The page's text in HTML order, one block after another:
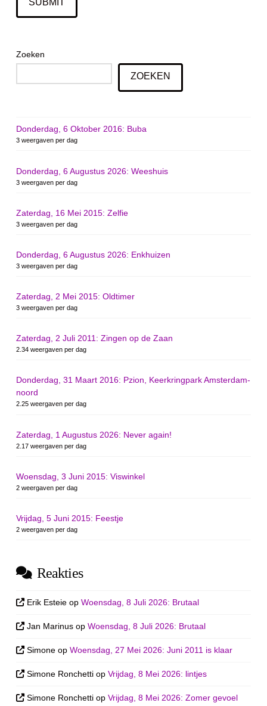
Zoeken
ZOEKEN
Donderdag, 6 Oktober 2016: Buba
3 weergaven per dag
Donderdag, 6 Augustus 2026: Weeshuis
3 weergaven per dag
Zaterdag, 16 Mei 2015: Zelfie
3 weergaven per dag
Donderdag, 6 Augustus 2026: Enkhuizen
3 weergaven per dag
Zaterdag, 2 Mei 2015: Oldtimer
3 weergaven per dag
Zaterdag, 2 Juli 2011: Zingen op de Zaan
2.34 weergaven per dag
Donderdag, 31 Maart 2016: Pzion, Keerkringpark Amsterdam-
noord
2.25 weergaven per dag
Zaterdag, 1 Augustus 2026: Never again!
2.17 weergaven per dag
Woensdag, 3 Juni 2015: Viswinkel
2 weergaven per dag
Vrijdag, 5 Juni 2015: Feestje
2 weergaven per dag
Reakties
Erik Esteie opWoensdag, 8 Juli 2026: Brutaal
Jan Marinus opWoensdag, 8 Juli 2026: Brutaal
Simone opWoensdag, 27 Mei 2026: Juni 2011 is klaar
Simone Ronchetti opVrijdag, 8 Mei 2026: lintjes
Simone Ronchetti opVrijdag, 8 Mei 2026: Zomer gevoel